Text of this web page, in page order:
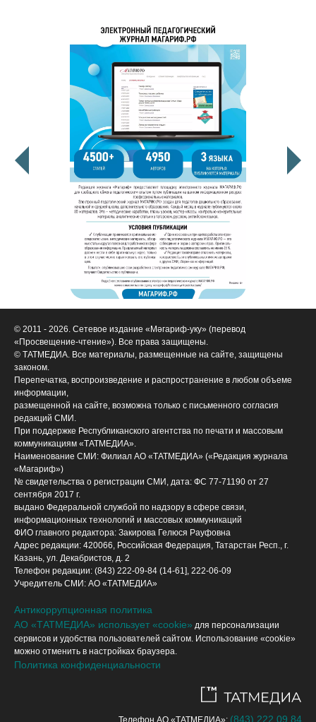
© 2011 - 2026. Сетевое издание «Мәгариф-уку» (перевод
«Просвещение-чтение»). Все права защищены.
© ТАТМЕДИА. Все материалы, размещенные на сайте, защищены
законом.
Перепечатка, воспроизведение и распространение в любом объеме
информации,
размещенной на сайте, возможна только с письменного согласия
редакций СМИ.
При поддержке Республиканского агентства по печати и массовым
коммуникациям «ТАТМЕДИА».
Наименование СМИ: Филиал АО «ТАТМЕДИА» («Редакция журнала
«Магариф»)
№ свидетельства о регистрации СМИ, дата: ФС 77-71190 от 27
сентября 2017 г.
выдано Федеральной службой по надзору в сфере связи,
информационных технологий и массовых коммуникаций
ФИО главного редактора: Закирова Гелюся Рауфовна
Адрес редакции: 420066, Российская Федерация, Татарстан Респ., г.
Казань, ул. Декабристов, д. 2
Телефон редакции: (843) 222-09-84 (14-61], 222-06-09
Учредитель СМИ: АО «ТАТМЕДИА»
Антикоррупционная политика
АО «ТАТМЕДИА» использует «cookie» для персонализации
сервисов и удобства пользователей сайтом. Использование «cookie»
можно отменить в настройках браузера.
Политика конфиденциальности
(843) 222 09 84